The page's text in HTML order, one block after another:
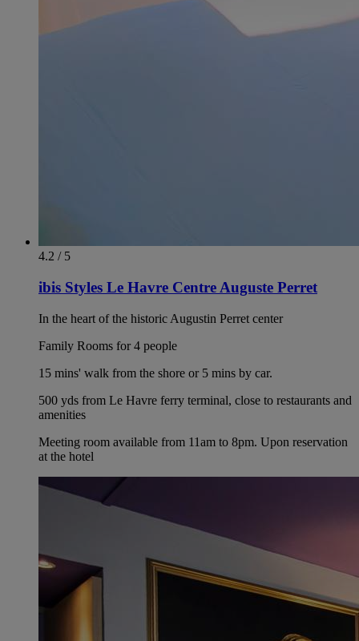
4.2 / 5
ibis Styles Le Havre Centre Auguste Perret
In the heart of the historic Augustin Perret center
Family Rooms for 4 people
15 mins' walk from the shore or 5 mins by car.
500 yds from Le Havre ferry terminal, close to restaurants and
amenities
Meeting room available from 11am to 8pm. Upon reservation
at the hotel